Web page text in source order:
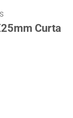
Curta